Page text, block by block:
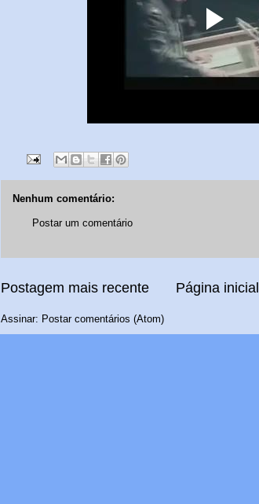
Nenhum comentário:
Postar um comentário
Postagem mais recente Página inicial
Assinar: Postar comentários (Atom)